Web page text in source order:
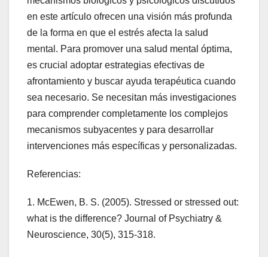
en este artículo ofrecen una visión más profunda
de la forma en que el estrés afecta la salud
mental. Para promover una salud mental óptima,
es crucial adoptar estrategias efectivas de
afrontamiento y buscar ayuda terapéutica cuando
sea necesario. Se necesitan más investigaciones
para comprender completamente los complejos
mecanismos subyacentes y para desarrollar
intervenciones más específicas y personalizadas.
Referencias:
1. McEwen, B. S. (2005). Stressed or stressed out:
what is the difference? Journal of Psychiatry &
Neuroscience, 30(5), 315-318.